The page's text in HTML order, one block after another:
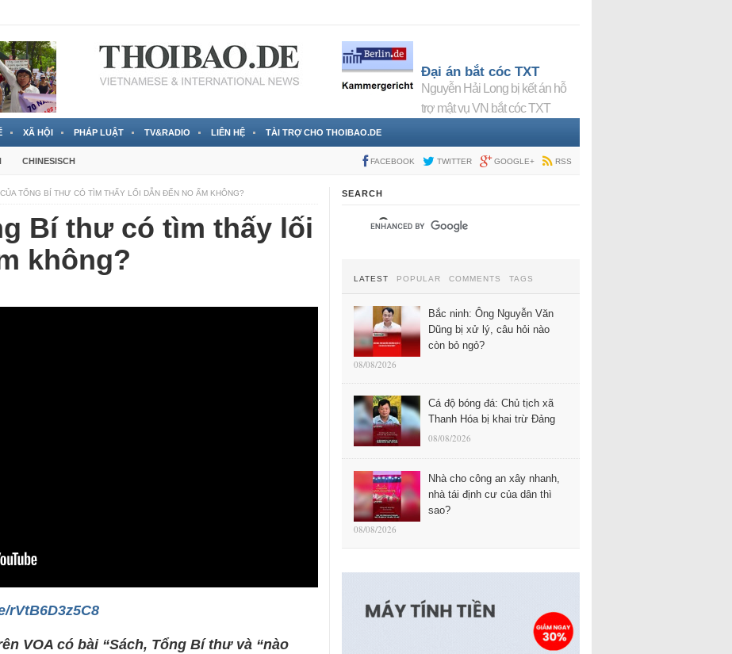
Đại án bắt cóc TXT
Nguyễn Hải Long bị kết án hỗ
trợ mật vụ VN bắt cóc TXT
XÃ HỘI PHÁP LUẬT TV&RADIO LIÊN HỆ TÀI TRỢ CHO THOIBAO.DE
CHINESISCH FACEBOOK TWITTER GOOGLE+ RSS
TỔNG BÍ THƯ CÓ TÌM THẤY LỐI DẪN ĐẾN NO ẤM KHÔNG?
Bí thư có tìm thấy lối
không?
rVtB6D3z5C8
VOA có bài “Sách, Tổng Bí thư và “nào
SEARCH
LATEST POPULAR COMMENTS TAGS
Bắc ninh: Ông Nguyễn Văn
Dũng bị xử lý, câu hỏi nào
còn bỏ ngỏ?
08/08/2026
Cá độ bóng đá: Chủ tịch xã
Thanh Hóa bị khai trừ Đảng
08/08/2026
Nhà cho công an xây nhanh,
nhà tái định cư của dân thì
sao?
08/08/2026